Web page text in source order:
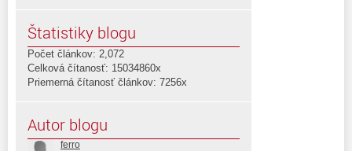
Štatistiky blogu
Počet článkov: 2,072
Celková čítanosť: 15034860x
Priemerná čítanosť článkov: 7256x
Autor blogu
ferro